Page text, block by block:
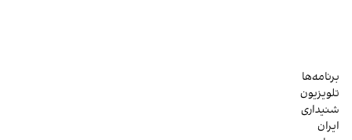
برنامه‌ها
تلویزیون
شنیداری
ایران